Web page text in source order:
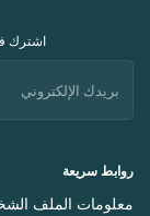
روابط سريعة
معلومات الملف
اشترك